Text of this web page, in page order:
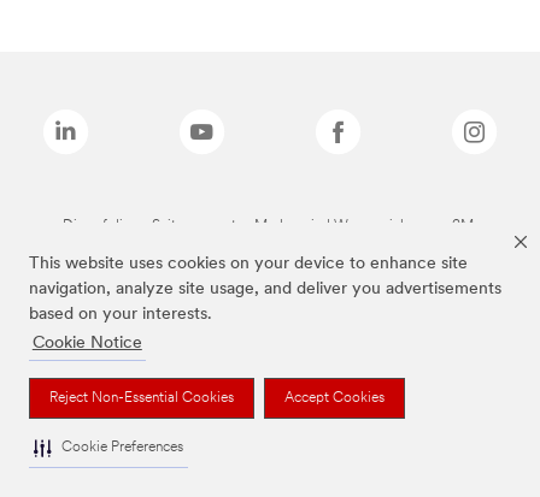
This website uses cookies on your device to enhance site
navigation, analyze site usage, and deliver you advertisements
based on your interests.
Cookie Notice
Reject Non-Essential Cookies Accept Cookies
Cookie Preferences
Die auf dieser Seite genannten Marken sind Warenzeichen von 3M.